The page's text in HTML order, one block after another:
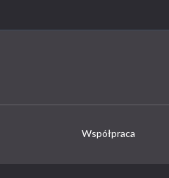
Współpraca